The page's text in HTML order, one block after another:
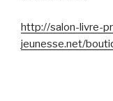
http://salon-livre-
jeunesse.net/